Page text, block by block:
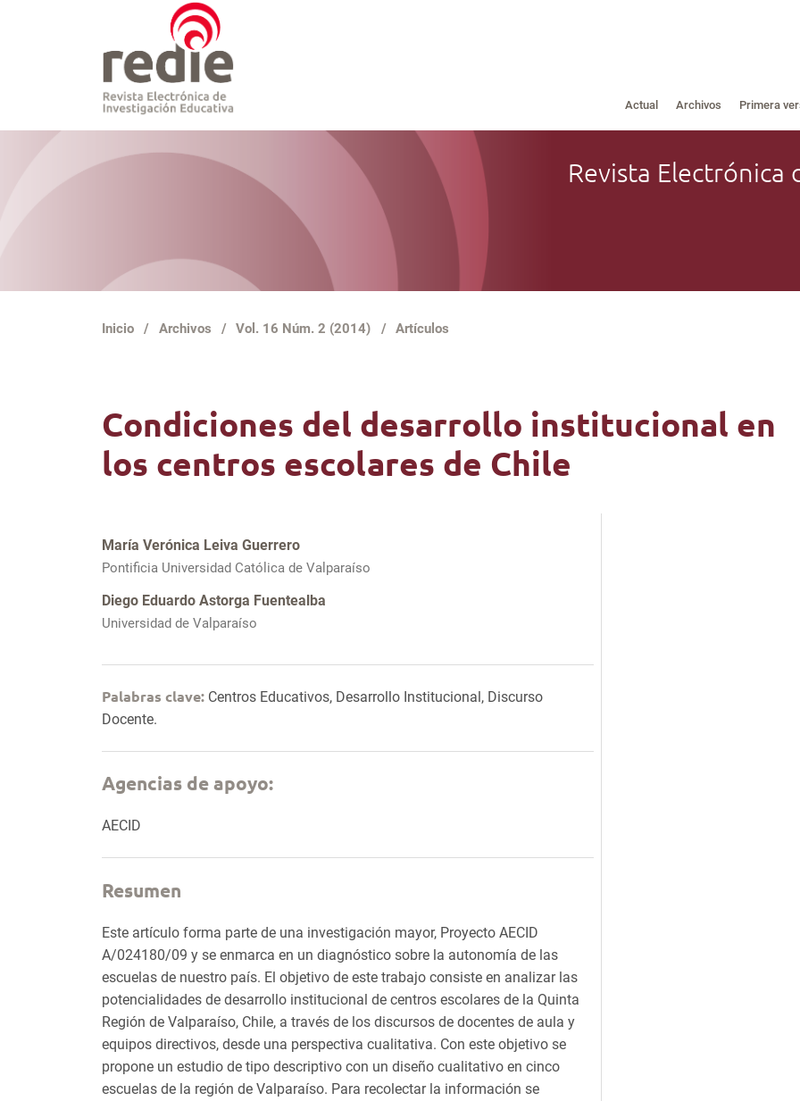
Actual Archivos Primera
Revista Electrónica
Inicio / Archivos / Vol. 16 Núm. 2 (2014) / Artículos
Condiciones del desarrollo institucional en
los centros escolares de Chile
María Verónica Leiva Guerrero
Pontificia Universidad Católica de Valparaíso
Diego Eduardo Astorga Fuentealba
Universidad de Valparaíso
Palabras clave: Centros Educativos, Desarrollo Institucional, Discurso
Docente.
Agencias de apoyo:
AECID
Resumen
Este artículo forma parte de una investigación mayor, Proyecto AECID
A/024180/09 y se enmarca en un diagnóstico sobre la autonomía de las
escuelas de nuestro país. El objetivo de este trabajo consiste en analizar las
potencialidades de desarrollo institucional de centros escolares de la Quinta
Región de Valparaíso, Chile, a través de los discursos de docentes de aula y
equipos directivos, desde una perspectiva cualitativa. Con este objetivo se
propone un estudio de tipo descriptivo con un diseño cualitativo en cinco
escuelas de la región de Valparaíso. Para recolectar la información se